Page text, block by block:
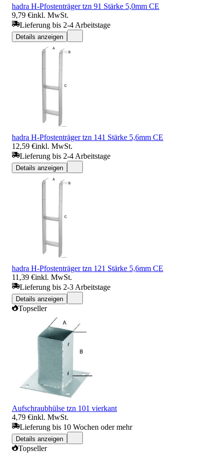
hadra H-Pfostenträger tzn 91 Stärke 5,0mm CE
9,79 €inkl. MwSt.
Lieferung bis 2-4 Arbeitstage
Details anzeigen
hadra H-Pfostenträger tzn 141 Stärke 5,6mm CE
12,59 €inkl. MwSt.
Lieferung bis 2-4 Arbeitstage
Details anzeigen
hadra H-Pfostenträger tzn 121 Stärke 5,6mm CE
11,39 €inkl. MwSt.
Lieferung bis 2-3 Arbeitstage
Details anzeigen
Topseller
Aufschraubhülse tzn 101 vierkant
4,79 €inkl. MwSt.
Lieferung bis 10 Wochen oder mehr
Details anzeigen
Topseller